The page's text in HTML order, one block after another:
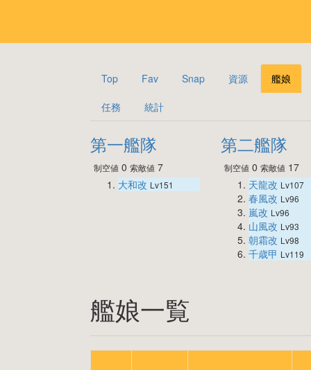
Top Fav Snap 資源 艦娘
任務 統計
第一艦隊
制空値 0 索敵値 7
大和改 Lv151
第二艦隊
制空値0 索敵値17
天龍改 Lv107
春風改 Lv96
嵐改 Lv96
山風改 Lv93
朝霜改 Lv98
千歳甲 Lv119
艦娘一覧